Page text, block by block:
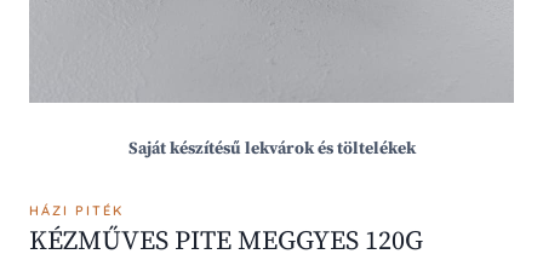
Saját készítésű lekvárok és töltelékek
HÁZI PITÉK
KÉZMŰVES PITE MEGGYES 120G